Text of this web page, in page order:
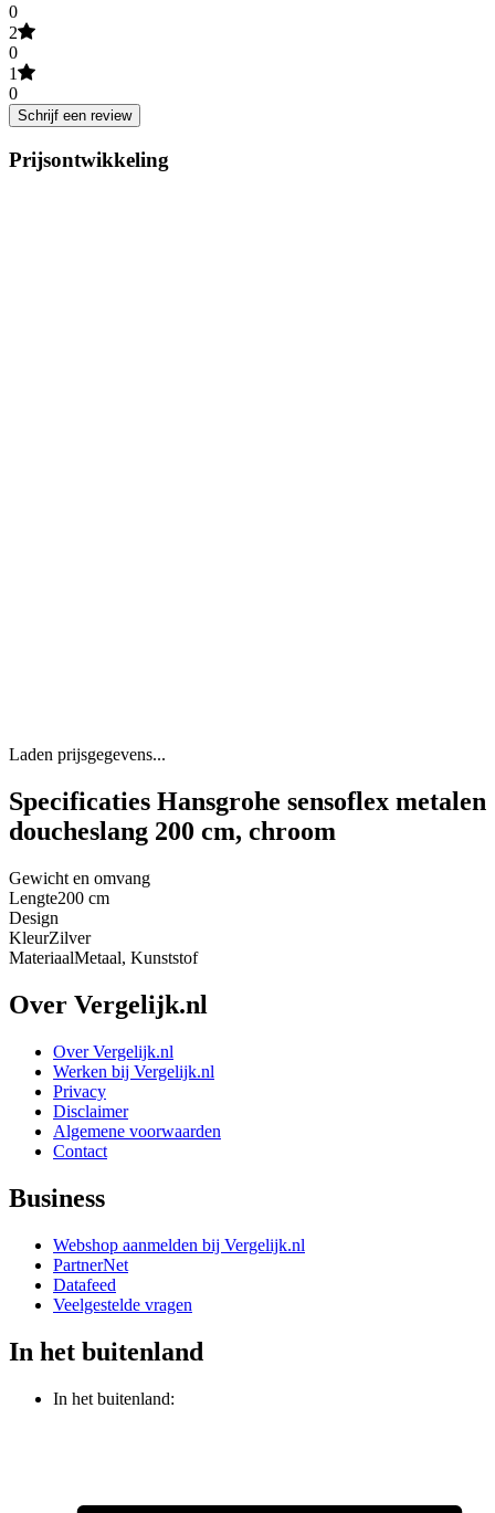
0
2
0
1
0
Schrijf een review
Prijsontwikkeling
Laden prijsgegevens...
Specificaties Hansgrohe sensoflex metalen
doucheslang 200 cm, chroom
Gewicht en omvang
Lengte200 cm
Design
KleurZilver
MateriaalMetaal, Kunststof
Over Vergelijk.nl
Over Vergelijk.nl
Werken bij Vergelijk.nl
Privacy
Disclaimer
Algemene voorwaarden
Contact
Business
Webshop aanmelden bij Vergelijk.nl
PartnerNet
Datafeed
Veelgestelde vragen
In het buitenland
In het buitenland: